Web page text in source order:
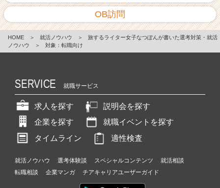
OB訪問
HOME ＞ 就活ノウハウ ＞
旅するライター女子なつぽんが書いた選考対策・就活
ノウハウ
＞ 対象：転職向け
SERVICE 就職サービス
求人を探す
説明会を探す
企業を探す
就職イベントを探す
タイムライン
適性検査
就活ノウハウ 選考体験談 スペシャルコンテンツ
就活相談
転職相談
企業マンガ チアキャリアユーザーガイド